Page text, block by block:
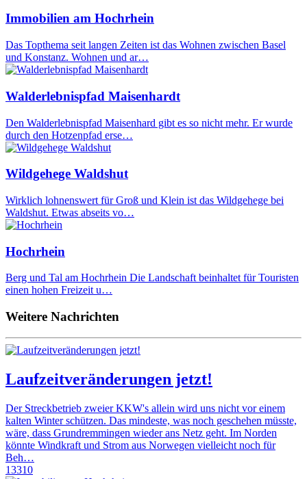
Immobilien am Hochrhein
Das Topthema seit langen Zeiten ist das Wohnen zwischen Basel
und Konstanz. Wohnen und ar…
Walderlebnispfad Maisenhardt
Den Walderlebnispfad Maisenhard gibt es so nicht mehr. Er wurde
durch den Hotzenpfad erse…
Wildgehege Waldshut
Wirklich lohnenswert für Groß und Klein ist das Wildgehege bei
Waldshut. Etwas abseits vo…
Hochrhein
Berg und Tal am Hochrhein Die Landschaft beinhaltet für Touristen
einen hohen Freizeit u…
Weitere Nachrichten
Laufzeitveränderungen jetzt!
Der Streckbetrieb zweier KKW's allein wird uns nicht vor einem
kalten Winter schützen. Das mindeste, was noch geschehen müsste,
wäre, dass Grundremmingen wieder ans Netz geht. Im Norden
könnte Windkraft und Strom aus Norwegen vielleicht noch für
Beh…
13310